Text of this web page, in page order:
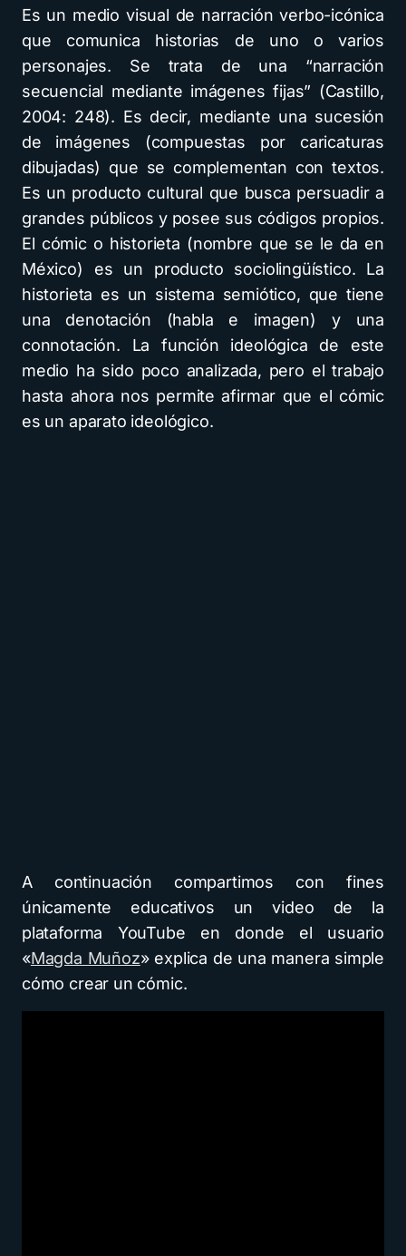
Es un medio visual de narración verbo-icónica
que comunica historias de uno o varios
personajes. Se trata de una “narración
secuencial mediante imágenes fijas” (Castillo,
2004: 248). Es decir, mediante una sucesión
de imágenes (compuestas por caricaturas
dibujadas) que se complementan con textos.
Es un producto cultural que busca persuadir a
grandes públicos y posee sus códigos propios.
El cómic o historieta (nombre que se le da en
México) es un producto sociolingüístico. La
historieta es un sistema semiótico, que tiene
una denotación (habla e imagen) y una
connotación. La función ideológica de este
medio ha sido poco analizada, pero el trabajo
hasta ahora nos permite afirmar que el cómic
es un aparato ideológico.
A continuación compartimos con fines
únicamente educativos un video de la
plataforma YouTube en donde el usuario
«Magda Muñoz» explica de una manera simple
cómo crear un cómic.